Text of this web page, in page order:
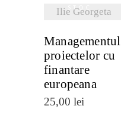
STOC
Ilie Georgeta
Managementul
proiectelor cu
finantare
europeana
25,00 lei